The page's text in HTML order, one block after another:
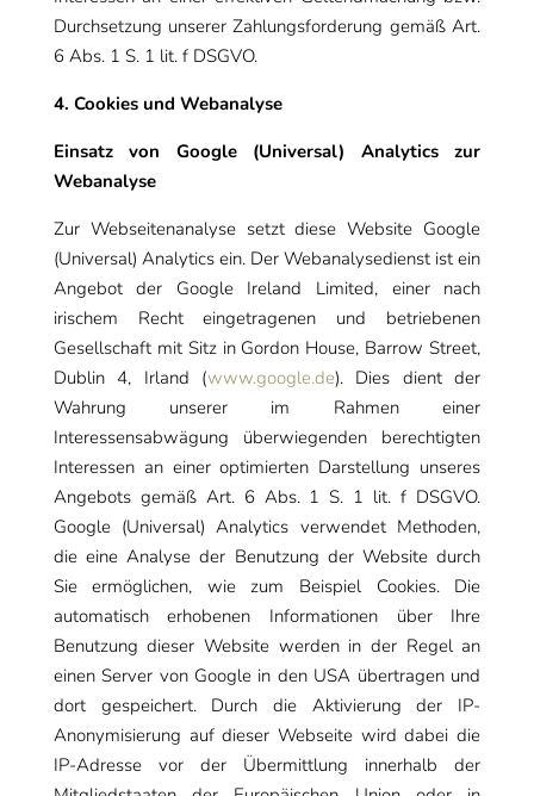
Durchsetzung unserer Zahlungsforderung gemäß Art.
6 Abs. 1 S. 1 lit. f DSGVO.
4. Cookies und Webanalyse
Einsatz von Google (Universal) Analytics zur
Webanalyse
Zur Webseitenanalyse setzt diese Website Google
(Universal) Analytics ein. Der Webanalysedienst ist ein
Angebot der Google Ireland Limited, einer nach
irischem Recht eingetragenen und betriebenen
Gesellschaft mit Sitz in Gordon House, Barrow Street,
Dublin 4, Irland (www.google.de). Dies dient der
Wahrung unserer im Rahmen einer
Interessensabwägung überwiegenden berechtigten
Interessen an einer optimierten Darstellung unseres
Angebots gemäß Art. 6 Abs. 1 S. 1 lit. f DSGVO.
Google (Universal) Analytics verwendet Methoden,
die eine Analyse der Benutzung der Website durch
Sie ermöglichen, wie zum Beispiel Cookies. Die
automatisch erhobenen Informationen über Ihre
Benutzung dieser Website werden in der Regel an
einen Server von Google in den USA übertragen und
dort gespeichert. Durch die Aktivierung der IP-
Anonymisierung auf dieser Webseite wird dabei die
IP-Adresse vor der Übermittlung innerhalb der